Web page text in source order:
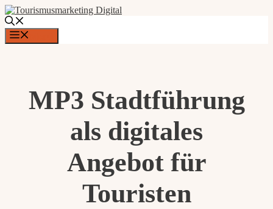
Zum
Inhalt
springen
MP3 Stadtführung
als digitales
Angebot für
Touristen